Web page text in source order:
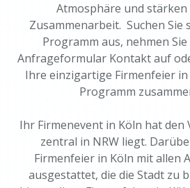
Atmosphäre und stärken
Zusammenarbeit. Suchen Sie
Programm aus, nehmen
Anfrageformular Kontakt auf
Ihre einzigartige Firmenfeier in
Programm
Ihr Firmenevent in Köln hat den
zentral in NRW liegt.
Firmenfeier in Köln mit allen
ausgestattet, die die Stadt zu